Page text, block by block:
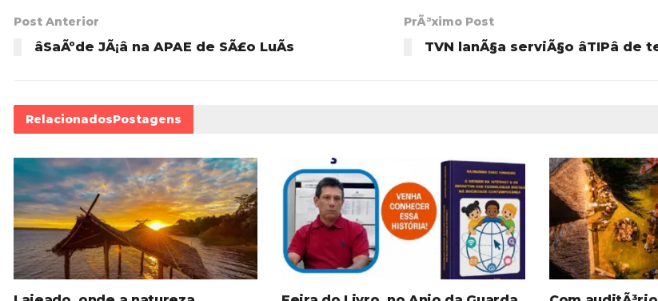
Post Anterior
âSaÃºde JÃ¡â na APAE de SÃ£o LuÃ­s
PrÃ³ximo Post
TVN lanÃ§a serviÃ§o âTIPâ
RelacionadosPostagens